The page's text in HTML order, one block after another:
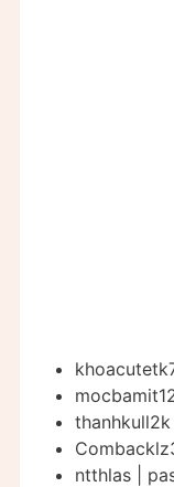
ntthlas |